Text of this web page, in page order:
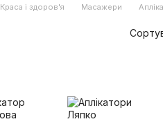
Краса і здоров'я Масажери